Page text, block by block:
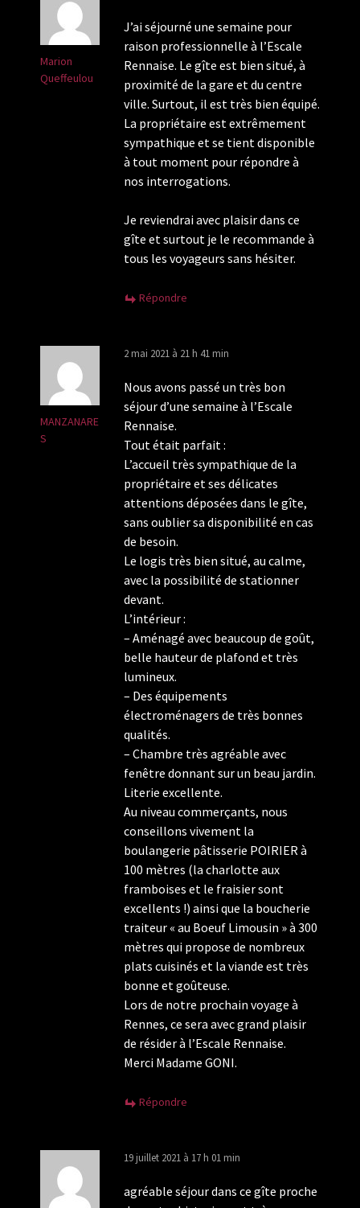
Marion
Queffeulou
J’ai séjourné une semaine pour
raison professionnelle à l’Escale
Rennaise. Le gîte est bien situé, à
proximité de la gare et du centre
ville. Surtout, il est très bien équipé.
La propriétaire est extrêmement
sympathique et se tient disponible
à tout moment pour répondre à
nos interrogations.
Je reviendrai avec plaisir dans ce
gîte et surtout je le recommande à
tous les voyageurs sans hésiter.
Répondre
MANZANARE
S
2 mai 2021 à 21 h 41 min
Nous avons passé un très bon
séjour d’une semaine à l’Escale
Rennaise.
Tout était parfait :
L’accueil très sympathique de la
propriétaire et ses délicates
attentions déposées dans le gîte,
sans oublier sa disponibilité en cas
de besoin.
Le logis très bien situé, au calme,
avec la possibilité de stationner
devant.
L’intérieur :
– Aménagé avec beaucoup de goût,
belle hauteur de plafond et très
lumineux.
– Des équipements
électroménagers de très bonnes
qualités.
– Chambre très agréable avec
fenêtre donnant sur un beau jardin.
Literie excellente.
Au niveau commerçants, nous
conseillons vivement la
boulangerie pâtisserie POIRIER à
100 mètres (la charlotte aux
framboises et le fraisier sont
excellents !) ainsi que la boucherie
traiteur « au Boeuf Limousin » à 300
mètres qui propose de nombreux
plats cuisinés et la viande est très
bonne et goûteuse.
Lors de notre prochain voyage à
Rennes, ce sera avec grand plaisir
de résider à l’Escale Rennaise.
Merci Madame GONI.
Répondre
19 juillet 2021 à 17 h 01 min
agréable séjour dans ce gîte proche